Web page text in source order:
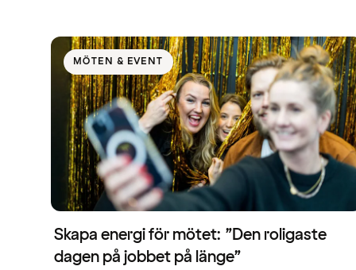
MÖTEN & EVENT
Skapa energi för mötet: ”Den roligaste
dagen på jobbet på länge”